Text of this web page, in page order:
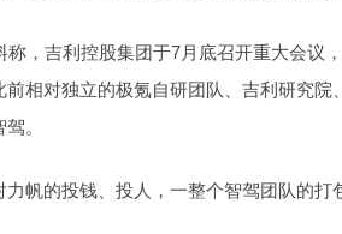
称，吉利控股集团于7月底召开重大会议
前相对独立的极氪自研团队、吉利研究
。
帆的投钱、投人，一整个智驾团队的